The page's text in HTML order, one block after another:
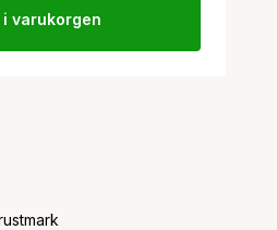
varukorgen